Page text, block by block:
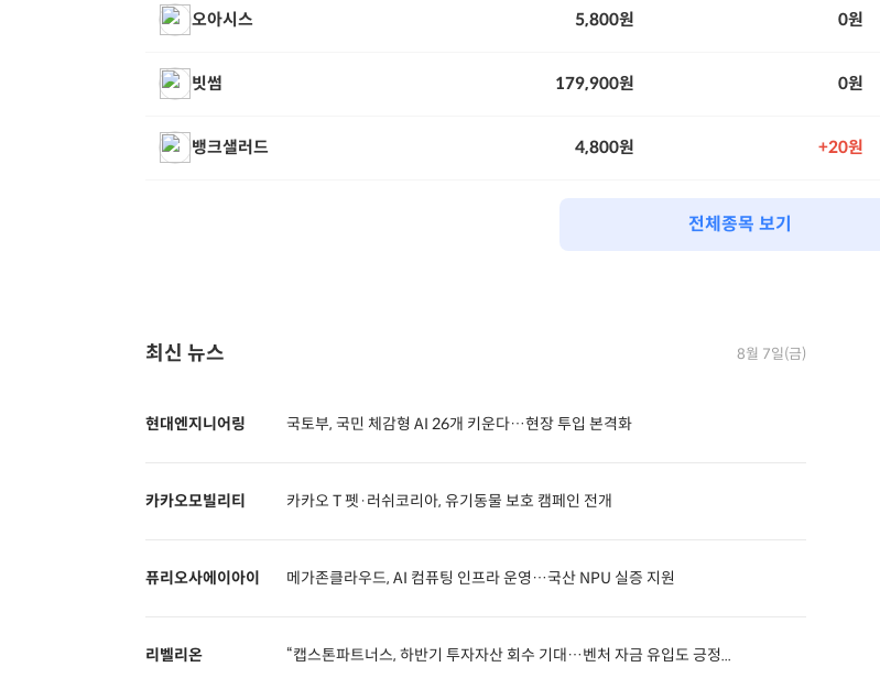
오아시스 5,800원 0원
빗썸 179,900원 0원
뱅크샐러드 4,800원 20원
전체종목 보기
최신 뉴스 8월 7일(금)
현대엔지니어링 국토부, 국민 체감형 AI 26개 키운다…현장 투입 본격화
카카오모빌리티 카카오 T 펫·러쉬코리아, 유기동물 보호 캠페인 전개
퓨리오사에이아이 메가존클라우드, AI 컴퓨팅 인프라 운영…국산 NPU 실증 지원
리벨리온 “캡스톤파트너스, 하반기 투자자산 회수 기대…벤처 자금 유입도 긍정...